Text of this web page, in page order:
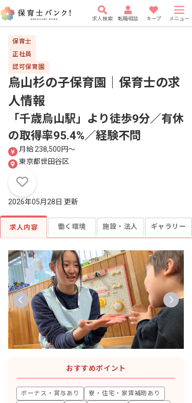
求人検索 転職相談 キープ メニュー
保育士
正社員
認可保育園
烏山杉の子保育園｜保育士の求
人情報
「千歳烏山駅」より徒歩9分／有休
の取得率95.4%／経験不問
月給 238,500円〜
東京都世田谷区
2026年05月28日 更新
求人内容 働く環境 施設・法人 ギャラリー
おすすめポイント
ボーナス・賞与あり
寮・住宅・家賃補助あり